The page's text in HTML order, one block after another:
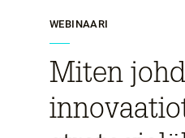
WEBINAARI
Miten